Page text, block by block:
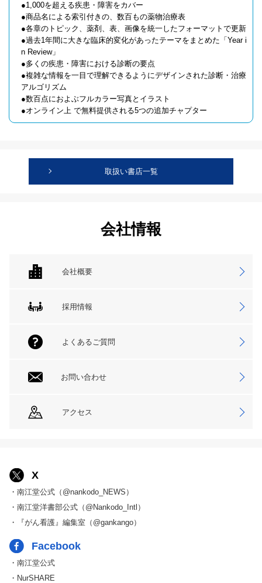
●1,000を超える疾患・障害をカバー
●商品名による索引付きの、数百もの薬物治療表
●各章のトピック、薬剤、表、画像を統一したフォーマットで更新
●過去1年間に大きな臨床的変化があったテーマをまとめた「Year i
n Review」
●多くの疾患・障害における診断の要点
●複雑な情報を一目で理解できるようにデザインされた診断・治療
アルゴリズム
●数百点におよぶフルカラー写真とイラスト
●オンライン上 で無料提供される5つの追加チャプター
取扱い書店一覧
会社情報
会社概要
採用情報
よくあるご質問
お問い合わせ
アクセス
X
・南江堂公式（@nankodo_NEWS）
・南江堂洋書部公式（@Nankodo_Intl）
・『がん看護』編集室（@gankango）
Facebook
・南江堂公式
・NurSHARE